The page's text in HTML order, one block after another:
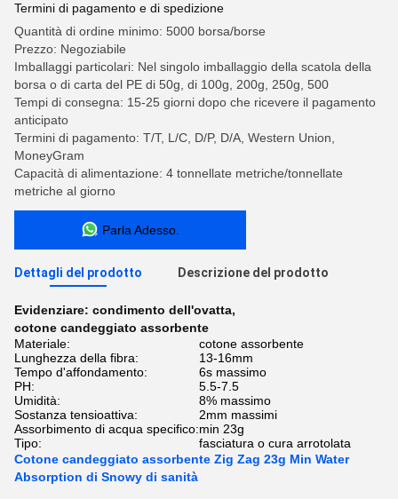
Termini di pagamento e di spedizione
Quantità di ordine minimo: 5000 borsa/borse
Prezzo: Negoziabile
Imballaggi particolari: Nel singolo imballaggio della scatola della
borsa o di carta del PE di 50g, di 100g, 200g, 250g, 500
Tempi di consegna: 15-25 giorni dopo che ricevere il pagamento
anticipato
Termini di pagamento: T/T, L/C, D/P, D/A, Western Union,
MoneyGram
Capacità di alimentazione: 4 tonnellate metriche/tonnellate
metriche al giorno
Parla Adesso.
Dettagli del prodotto Descrizione del prodotto
Evidenziare: condimento dell'ovatta,
cotone candeggiato assorbente
Materiale:
cotone assorbente
Lunghezza della fibra:
13-16mm
Tempo d'affondamento:
6s massimo
PH:
5.5-7.5
Umidità:
8% massimo
Sostanza tensioattiva:
2mm massimi
Assorbimento di acqua specifico:min 23g
Tipo:
fasciatura o cura arrotolata
Cotone candeggiato assorbente Zig Zag 23g Min Water
Absorption di Snowy di sanità